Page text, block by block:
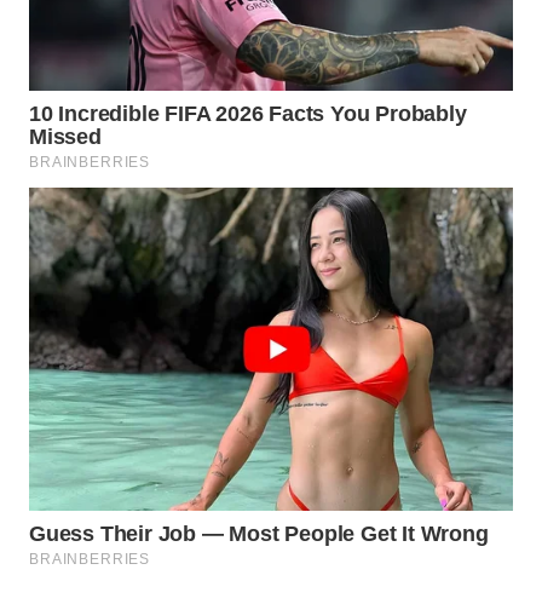
WN DELI
SERDANG
TEBING
TINGGI
WN
WN
KARAWANG
WN
WN